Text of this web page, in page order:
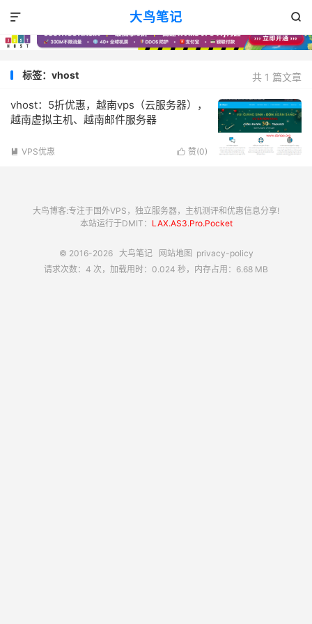
大鸟笔记 

共 1 篇文章
标签：vhost
vhost：5折优惠，越南vps（云服务器），
越南虚拟主机、越南邮件服务器
 赞(0)
 VPS优惠
大鸟博客:专注于国外VPS，独立服务器，主机测评和优惠信息分享!
本站运行于DMIT： LAX.AS3.Pro.Pocket
© 2016-2026 大鸟笔记 网站地图 privacy-policy
请求次数：4 次，加载用时：0.024 秒，内存占用：6.68 MB